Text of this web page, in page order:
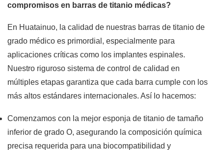
compromisos en barras de titanio médicas?
En Huatainuo, la calidad de nuestras barras de titanio de
grado médico es primordial, especialmente para
aplicaciones críticas como los implantes espinales.
Nuestro riguroso sistema de control de calidad en
múltiples etapas garantiza que cada barra cumple con los
más altos estándares internacionales. Así lo hacemos:
Comenzamos con la mejor esponja de titanio de tamaño
inferior de grado O, asegurando la composición química
precisa requerida para una biocompatibilidad y